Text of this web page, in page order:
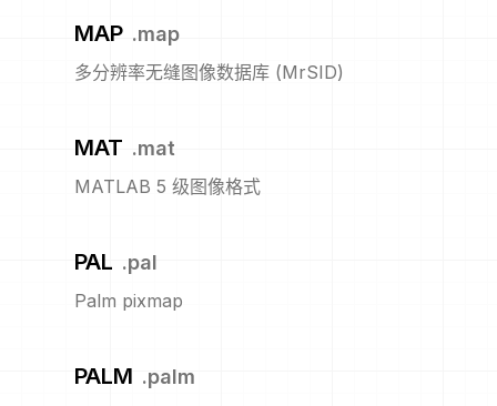
MAP .map
多分辨率无缝图像数据库 (MrSID)
MAT .mat
MATLAB 5 级图像格式
PAL .pal
Palm pixmap
PALM .palm